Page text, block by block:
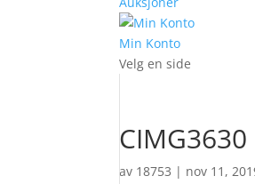
Min Konto
Velg en side
CIMG3630
av 18753 | nov 11,